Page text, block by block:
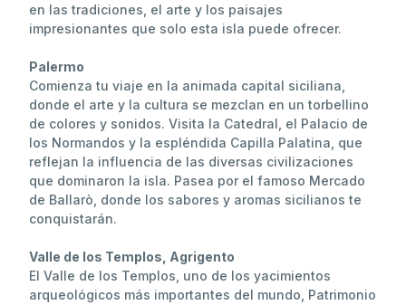
en las tradiciones, el arte y los paisajes
impresionantes que solo esta isla puede ofrecer.
Palermo
Comienza tu viaje en la animada capital siciliana,
donde el arte y la cultura se mezclan en un torbellino
de colores y sonidos. Visita la Catedral, el Palacio de
los Normandos y la espléndida Capilla Palatina, que
reflejan la influencia de las diversas civilizaciones
que dominaron la isla. Pasea por el famoso Mercado
de Ballarò, donde los sabores y aromas sicilianos te
conquistarán.
Valle de los Templos, Agrigento
El Valle de los Templos, uno de los yacimientos
arqueológicos más importantes del mundo, Patrimonio